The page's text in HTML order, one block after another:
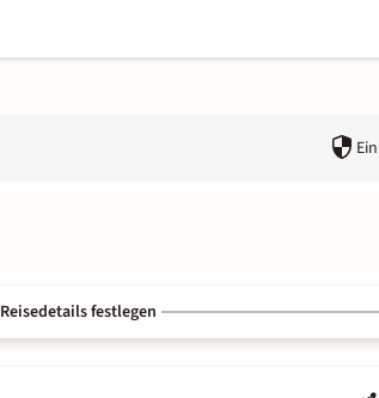
Reisedetails festlegen